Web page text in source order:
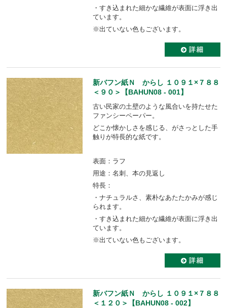
・すき込まれた細かな繊維が表面に浮き出
ています。
※出ていない色もございます。
新バフン紙Ｎ からし １０９１×７８８
＜９０＞【BAHUN08 - 001】
古い民家の土壁のような風合いを持たせた
ファンシーペーパー。
どこか懐かしさを感じる、がさっとした手
触りが特長的な紙です。
表面：ラフ
用途：名刺、本の見返し
特長：
・ナチュラルさ、素朴なあたたかみが感じ
られます。
・すき込まれた細かな繊維が表面に浮き出
ています。
※出ていない色もございます。
新バフン紙Ｎ からし １０９１×７８８
＜１２０＞【BAHUN08 - 002】